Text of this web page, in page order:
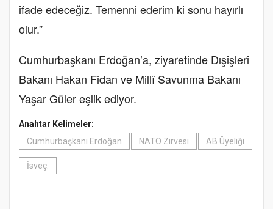
ifade edeceğiz. Temenni ederim ki sonu hayırlı
olur.”
Cumhurbaşkanı Erdoğan’a, ziyaretinde Dışişleri
Bakanı Hakan Fidan ve Millî Savunma Bakanı
Yaşar Güler eşlik ediyor.
Anahtar Kelimeler:
Cumhurbaşkanı Erdoğan
NATO Zirvesi AB Üyeliği
İsveç.